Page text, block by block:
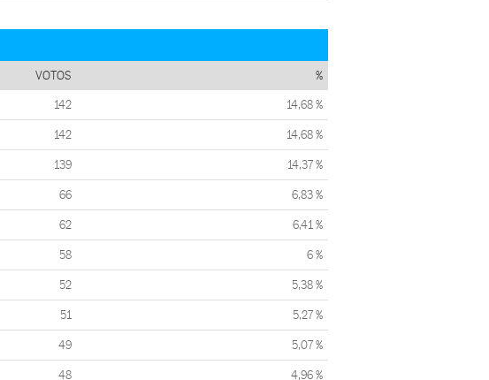
VOTOS %
142 14,68 %
142 14,68 %
139 14,37 %
66 6,83 %
62 6,41 %
58 6 %
52 5,38 %
51 5,27 %
49 5,07 %
48 4,96 %